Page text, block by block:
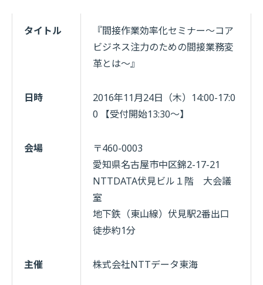
タイトル
『間接作業効率化セミナー〜コア
ビジネス注力のための間接業務変
革とは〜』
日時
2016年11月24日（木）14:00-17:0
0 【受付開始13:30～】
会場
〒460-0003
愛知県名古屋市中区錦2-17-21
NTTDATA伏見ビル１階 大会議
室
地下鉄（東山線）伏見駅2番出口
徒歩約1分
主催 株式会社NTTデータ東海